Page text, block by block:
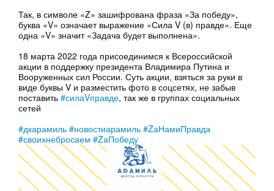
Так, в символе «Z» зашифрована фраза «За победу»,
буква «V» означает выражение «Сила V (в) правде». Еще
одна «V» значит «Задача будет выполнена».
18 марта 2022 года присоединимся к Всероссийской
акции в поддержку президента Владимира Путина и
Вооруженных сил России. Суть акции, взяться за руки в
виде буквы V и разместить фото в соцсетях, не забыв
поставить #силаVправде, так же в группах социальных
сетей
#дкарамиль #новостиарамиль #ZаНамиПравда
#своихнебросаем #ZаПобеду